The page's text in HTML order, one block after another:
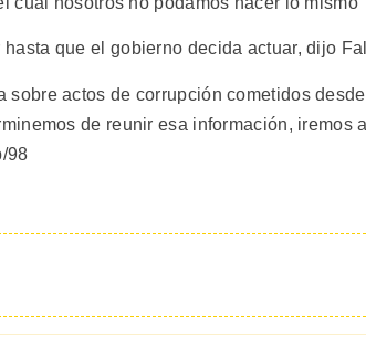
que el gobierno decida actuar, dijo
actos de corrupción cometidos
de reunir esa información, iremos
98